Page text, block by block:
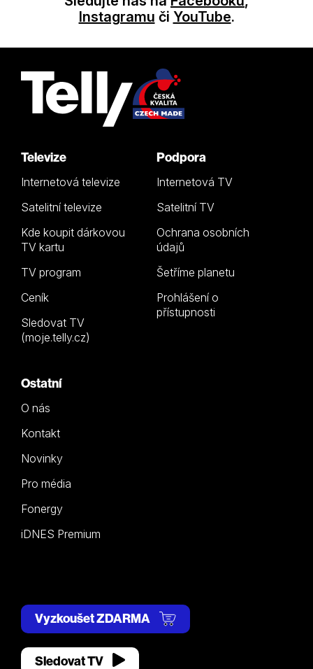
Instagramu či YouTube.
Televize
Internetová televize
Satelitní televize
Kde koupit dárkovou
TV kartu
TV program
Ceník
Sledovat TV
(moje.telly.cz)
Podpora
Internetová TV
Satelitní TV
Ochrana osobních
údajů
Šetříme planetu
Prohlášení o
přístupnosti
Ostatní
O nás
Kontakt
Novinky
Pro média
Fonergy
iDNES Premium
Vyzkoušet ZDARMA
Sledovat TV